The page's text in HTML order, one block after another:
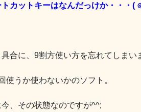
トカットキーはなんだっけか・・・(
具合に、9割方使い方を忘れてしまい
使うか使わないかのソフト。
今、その状態なのですが^^;